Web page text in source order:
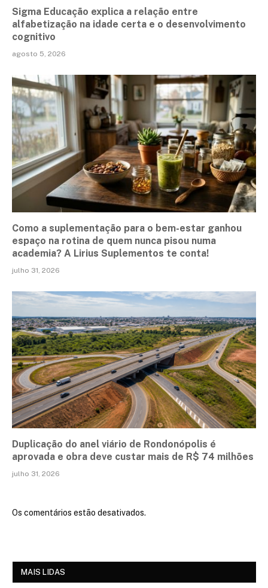
Sigma Educação explica a relação entre
alfabetização na idade certa e o desenvolvimento
cognitivo
agosto 5, 2026
Como a suplementação para o bem-estar ganhou
espaço na rotina de quem nunca pisou numa
academia? A Lirius Suplementos te conta!
julho 31, 2026
Duplicação do anel viário de Rondonópolis é
aprovada e obra deve custar mais de R$ 74 milhões
julho 31, 2026
Os comentários estão desativados.
MAIS LIDAS